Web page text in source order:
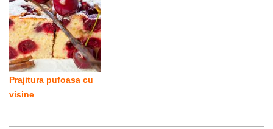
Prajitura pufoasa cu
visine